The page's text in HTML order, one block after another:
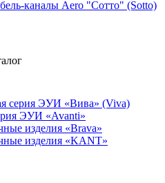
каналы Aero "Сотто" (Sotto)
серия ЭУИ «Вива» (Viva)
ЭУИ «Avanti»
изделия «Brava»
изделия «KANT»